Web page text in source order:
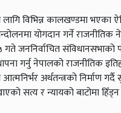
विभिन्न कालखण्डमा भएका
योगदान गर्ने
जननिर्वाचित संविधानसभाको
गर्नु नेपालको राजनीतिक
अर्थतन्त्रको निर्माण
र न्यायको बाटोमा हिँड्न